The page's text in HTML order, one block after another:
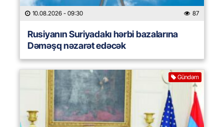
10.08.2026 - 09:30 87
Rusiyanın Suriyadakı hərbi bazalarına
Dəməşq nəzarət edəcək
Gündəm